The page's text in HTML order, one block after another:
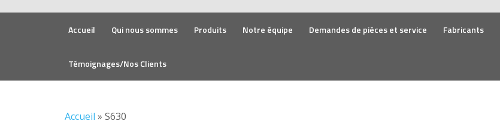
Accueil Qui nous sommes Produits Notre équipe Demandes de pièces et service Fabricants
Témoignages/Nos Clients
Accueil » S630